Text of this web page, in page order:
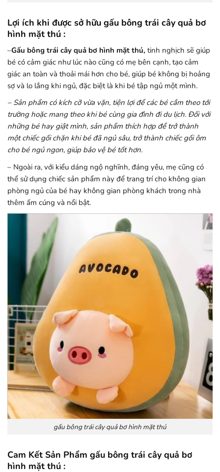
Lợi ích khi được sở hữu gấu bông trái cây quả bơ
hình mặt thú :
–Gấu bông trái cây quả bơ hình mặt thú, tinh nghịch sẽ giúp
bé có cảm giác như lúc nào cũng có mẹ bên cạnh, tạo cảm
giác an toàn và thoải mái hơn cho bé, giúp bé không bị hoảng
sợ và lo lắng khi ngủ, đặc biệt là khi bé tập ngủ một mình.
– Sản phẩm có kích cỡ vừa vặn, tiện lợi để các bé cầm theo tới
trường hoặc mang theo khi bé cùng gia đình đi du lịch. Đối với
những bé hay giật mình, sản phẩm thích hợp để trở thành
một chiếc gối chặn khi bé đã ngủ sâu, trở thành chiếc gối ôm
cho bé ngủ ngon, giúp bảo vệ bé tốt hơn.
– Ngoài ra, với kiểu dáng ngộ nghĩnh, đáng yêu, mẹ cũng có
thể sử dụng chiếc sản phẩm này để trang trí cho không gian
phòng ngủ của bé hay không gian phòng khách trong nhà
thêm ấm cúng và nổi bật.
gấu bông trái cây quả bơ hình mặt thú
Cam Kết Sản Phẩm gấu bông trái cây quả bơ
hình mặt thú :